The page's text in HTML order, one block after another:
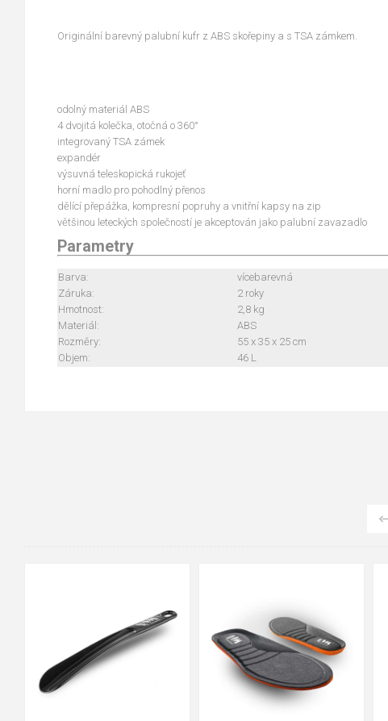
Originální barevný palubní kufr z ABS skořepiny a s TSA zámkem.
odolný materiál ABS
4 dvojitá kolečka, otočná o 360°
integrovaný TSA zámek
expandér
výsuvná teleskopická rukojeť
horní madlo pro pohodlný přenos
dělící přepážka, kompresní popruhy a vnitřní kapsy na zip
většinou leteckých společností je akceptován jako palubní zavazadlo
Parametry
Barva:
vícebarevná
Záruka:
2 roky
Hmotnost:
2,8 kg
Materiál:
ABS
Rozměry:
55 x 35 x 25 cm
Objem:
46 L